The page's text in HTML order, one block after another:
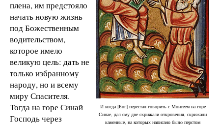
И когда [Бог] перестал говорить с Моисеем на горе
Синае, дал ему две скрижали откровения, скрижали
каменные, на которых написано было перстом
плена, им предстояло
начать новую жизнь
под Божественным
водительством,
которое имело
великую цель: дать не
только избранному
народу, но и всему
миру Спасителя.
Тогда на горе Синай
Господь через